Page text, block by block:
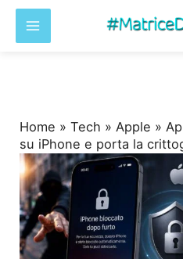
Home »Tech »Apple »
su iPhone e porta la